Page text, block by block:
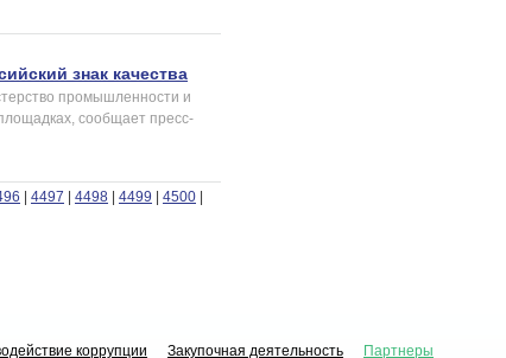
знак качества
промышленности и
сообщает пресс-
| 4497 | 4498 | 4499 | 4500 |
коррупции Закупочная деятельность Партнеры